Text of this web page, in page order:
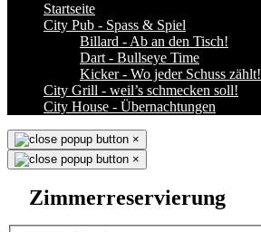
Startseite
City Pub - Spass & Spiel
Billard - Ab an den Tisch!
Dart - Bullseye Time
Kicker - Wo jeder Schuss zählt!
City Grill - weil’s schmecken soll!
City House - Übernachtungen
×
×
Zimmerreservierung